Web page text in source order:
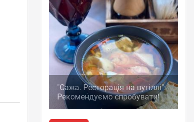
"Сажа. Ресторація на вугіллі":
Рекомендуємо спробувати!